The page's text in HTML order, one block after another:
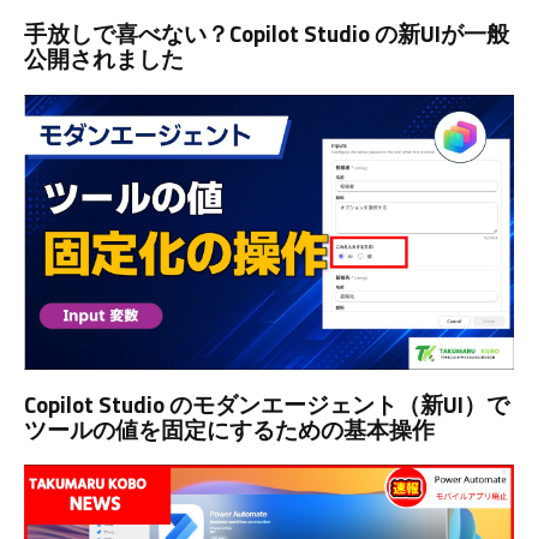
手放しで喜べない？Copilot Studio の新UIが一般
公開されました
Copilot Studio のモダンエージェント（新UI）で
ツールの値を固定にするための基本操作